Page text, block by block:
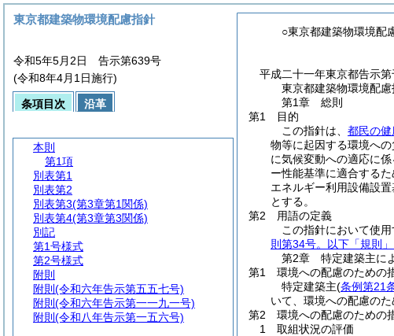
○東京都建築物環境配
平成二十一年東京都告示
東京都建築物環境配慮
第1章 総則
第1 目的
この指針は、 都民の
物等に起因する環境へ
に気候変動への適応に
ー性能基準に適合する
エネルギー利用設備設
とする。
第2 用語の定義
この指針において使
則第34号。以下「規則
第2章 特定建築主に
第1 環境への配慮のための
特定建築主(条例第21
いて、環境への配慮のた
第2 環境への配慮のための
1 取組状況の評価
東京都建築物環境配慮指針
令和5年5月2日 告示第639号
(令和8年4月1日施行)
条項目次 沿革
本則
第1項
別表第1
別表第2
別表第3(第3章第1関係)
別表第4(第3章第3関係)
別記
第1号様式
第2号様式
附則
附則 (令和六年告示第五五七号)
附則 (令和六年告示第一一九一号)
附則 (令和八年告示第一五六号)